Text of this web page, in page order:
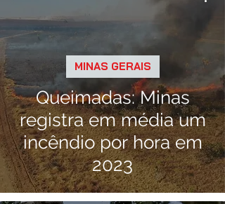
Queimadas: Minas
registra em média um
incêndio por hora em
2023
MINAS GERAIS